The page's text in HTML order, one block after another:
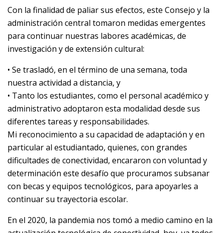
Con la finalidad de paliar sus efectos, este Consejo y la
administración central tomaron medidas emergentes
para continuar nuestras labores académicas, de
investigación y de extensión cultural:
• Se trasladó, en el término de una semana, toda
nuestra actividad a distancia, y
• Tanto los estudiantes, como el personal académico y
administrativo adoptaron esta modalidad desde sus
diferentes tareas y responsabilidades.
Mi reconocimiento a su capacidad de adaptación y en
particular al estudiantado, quienes, con grandes
dificultades de conectividad, encararon con voluntad y
determinación este desafío que procuramos subsanar
con becas y equipos tecnológicos, para apoyarles a
continuar su trayectoria escolar.
En el 2020, la pandemia nos tomó a medio camino en la